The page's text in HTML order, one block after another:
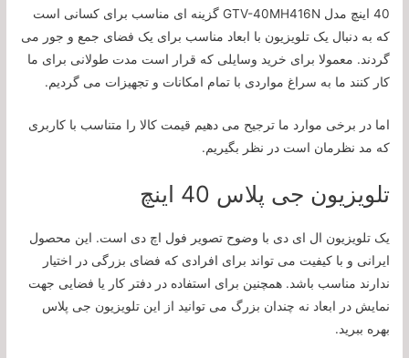
40 اینچ مدل GTV-40MH416N گزینه ای مناسب برای کسانی است
که به دنبال یک تلویزیون با ابعاد مناسب برای یک فضای جمع و جور می
گردند. معمولا برای خرید وسایلی که قرار است مدت طولانی برای ما
کار کنند ما به سراغ مواردی با تمام امکانات و تجهیزات می گردیم.
اما در برخی موارد ما ترجیح می دهیم قیمت کالا را متناسب با کاربری
که مد نظرمان است در نظر بگیریم.
تلویزیون جی پلاس 40 اینچ
یک تلویزیون ال ای دی با وضوح تصویر فول اچ دی است. این محصول
ایرانی و با کیفیت می تواند برای افرادی که فضای بزرگی در اختیار
ندارند مناسب باشد. همچنین برای استفاده در دفتر کار یا فضایی جهت
نمایش در ابعاد نه چندان بزرگ می توانید از این تلویزیون جی پلاس
بهره ببرید.